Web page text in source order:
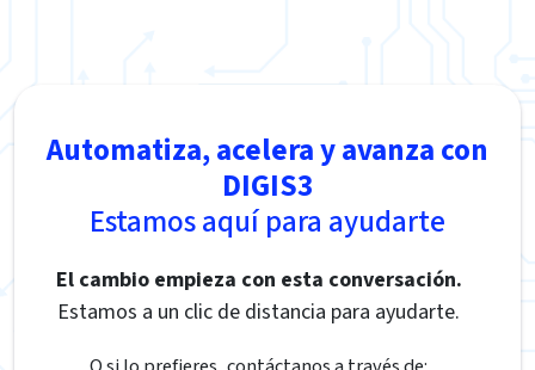
Automatiza, acelera y avanza con
DIGIS3
Estamos aquí para ayudarte
El cambio empieza con esta conversación.
Estamos a un clic de distancia para ayudarte.